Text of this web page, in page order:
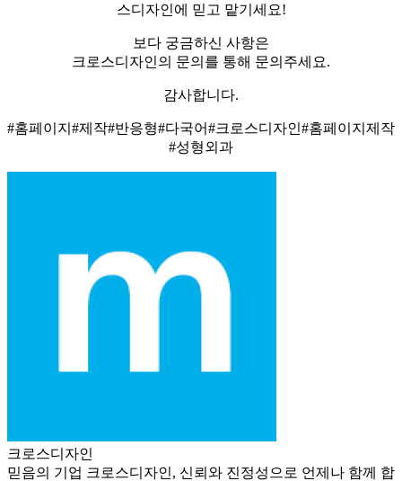
스디자인에 믿고 맡기세요!
보다 궁금하신 사항은
크로스디자인의 문의를 통해 문의주세요.
감사합니다.
#홈페이지#제작#반응형#다국어#크로스디자인#홈페이지제작
#성형외과
크로스디자인
믿음의 기업 크로스디자인, 신뢰와 진정성으로 언제나 함께 합